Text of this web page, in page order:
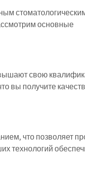
основные
свою
вы получите
что позволяет
технологий